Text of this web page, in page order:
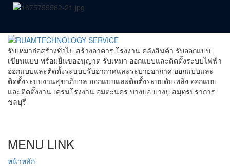
รับเหมาก่อสร้างทั่วไป สร้างอาคาร โรงงาน คลังสินค้า รับออกแบบ
เขียนแบบ พร้อมยื่นขออนุญาต รับเหมา ออกแบบและติดตั้งระบบไฟฟ้า
ออกแบบและติดตั้งระบบปรับอากาศและระบายอากาศ ออกแบบและ
ติดตั้งระบบงานสุขาภิบาล ออกแบบและติดตั้งระบบดับเพลิง ออกแบบ
และติดตั้งงาน เครนโรงงาน อมตะนคร บางบ่อ บางปู สมุทรปราการ
ชลบุรี
MENU LINK
หน้าหลัก